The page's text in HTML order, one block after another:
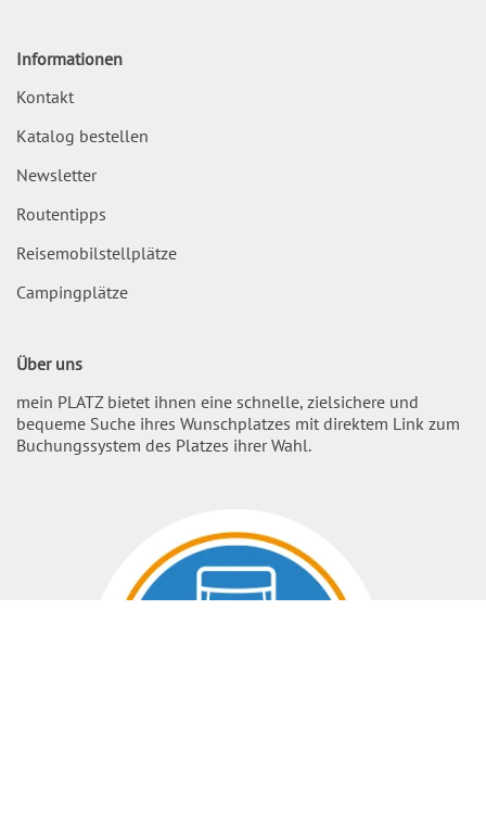
Informationen
Kontakt
Katalog bestellen
Newsletter
Routentipps
Reisemobilstellplätze
Campingplätze
Über uns
mein PLATZ bietet ihnen eine schnelle, zielsichere und
bequeme Suche ihres Wunschplatzes mit direktem Link zum
Buchungssystem des Platzes ihrer Wahl.